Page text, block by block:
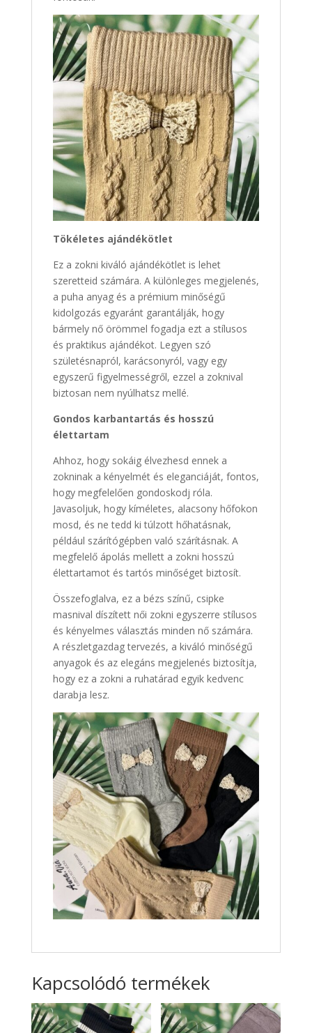
Tökéletes ajándékötlet
Ez a zokni kiváló ajándékötlet is lehet
szeretteid számára. A különleges megjelenés,
a puha anyag és a prémium minőségű
kidolgozás egyaránt garantálják, hogy
bármely nő örömmel fogadja ezt a stílusos
és praktikus ajándékot. Legyen szó
születésnapról, karácsonyról, vagy egy
egyszerű figyelmességről, ezzel a zoknival
biztosan nem nyúlhatsz mellé.
Gondos karbantartás és hosszú
élettartam
Ahhoz, hogy sokáig élvezhesd ennek a
zokninak a kényelmét és eleganciáját, fontos,
hogy megfelelően gondoskodj róla.
Javasoljuk, hogy kíméletes, alacsony hőfokon
mosd, és ne tedd ki túlzott hőhatásnak,
például szárítógépben való szárításnak. A
megfelelő ápolás mellett a zokni hosszú
élettartamot és tartós minőséget biztosít.
Összefoglalva, ez a bézs színű, csipke
masnival díszített női zokni egyszerre stílusos
és kényelmes választás minden nő számára.
A részletgazdag tervezés, a kiváló minőségű
anyagok és az elegáns megjelenés biztosítja,
hogy ez a zokni a ruhatárad egyik kedvenc
darabja lesz.
Kapcsolódó termékek